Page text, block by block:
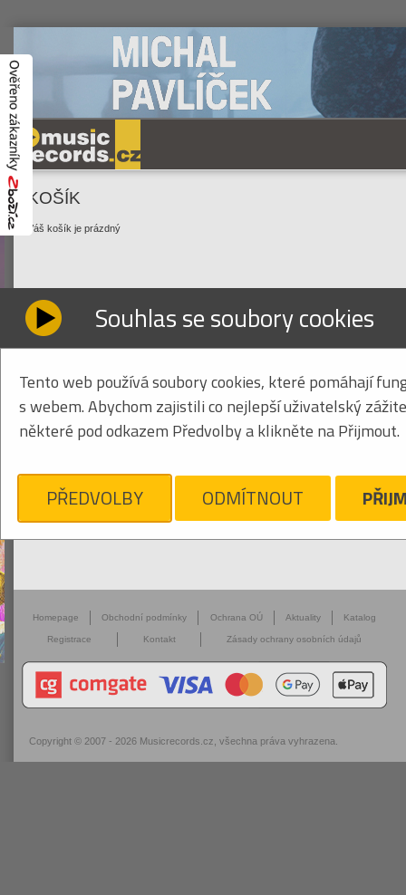
KOŠÍK
Váš košík je prázdný
Homepage Obchodní podmínky Ochrana OÚ Aktuality Katalog
Registrace Kontakt Zásady ochrany osobních údajů
Copyright © 2007 - 2026 Musicrecords.cz , všechna práva vyhrazena.
Souhlas se soubory cookies
Tento web používá soubory cookies, které pomáhají
s webem. Abychom zajistili co nejlepší uživatelský
některé pod odkazem Předvolby a klikněte na Přijmout.
PŘEDVOLBY ODMÍTNOUT